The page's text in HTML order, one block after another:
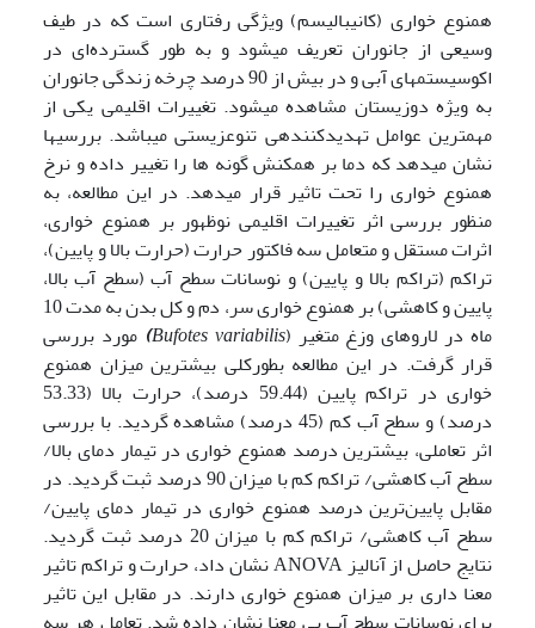
همنوع خواری (کانیبالیسم) ویژگی رفتاری است که در طیف
وسیعی از جانوران تعریف می­شود و به طور گسترده‌ای در
اکوسیستم­های آبی و در بیش از 90 درصد چرخه زندگی جانوران
به ویژه دوزیستان مشاهده می­شود. تغییرات اقلیمی یکی از
مهم­ترین عوامل تهدید­کننده­ی تنوع­زیستی می­باشد. بررسی­ها
نشان می­دهد که دما بر هم­کنش گونه ها را تغییر داده و نرخ
همنوع خواری را تحت تاثیر قرار می­دهد. در این مطالعه، به
منظور بررسی اثر تغییرات اقلیمی نوظهور بر همنوع خواری،
اثرات مستقل و متعامل سه فاکتور حرارت (حرارت بالا و پایین)،
تراکم (تراکم بالا و پایین) و نوسانات سطح آب (سطح آب بالا،
پایین و کاهشی) بر همنوع خواری سر، دم و کل بدن به مدت 10
ماه در لاروهای وزغ متغیر (Bufotes variabilis
)مورد بررسی
قرار گرفت. در این مطالعه بطورکلی بیشترین میزان همنوع
خواری در تراکم پایین (59.44 درصد)، حرارت بالا (53.33
درصد) و سطح آب کم (45 درصد) مشاهده گردید. با بررسی
اثر تعاملی، بیشترین درصد همنوع خواری در تیمار دمای بالا/
سطح آب کاهشی/ تراکم کم با میزان 90 درصد ثبت گردید. در
مقابل پایین‌ترین درصد همنوع خواری در تیمار دمای پایین/
سطح آب کاهشی/ تراکم کم با میزان 20 درصد ثبت گردید.
نتایج حاصل از آنالیز ANOVA نشان داد، حرارت و تراکم تاثیر
معنا داری بر میزان همنوع خواری دارند. در مقابل این تاثیر